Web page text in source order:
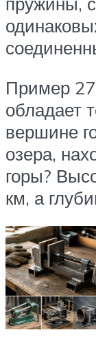
Пример
обладает
вершине
озера,
горы?
км, а